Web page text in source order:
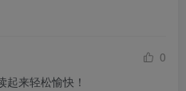
0
来轻松愉快！